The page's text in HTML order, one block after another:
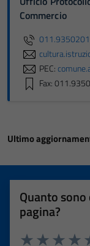
Commercio
PEC:
Fax:
Ultimo
Quanto
pagina?